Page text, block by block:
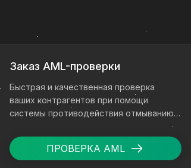
Заказ AML-проверки
Быстрая и качественная проверка
ваших контрагентов при помощи
системы противодействия отмыванию
ПРОВЕРКА AML